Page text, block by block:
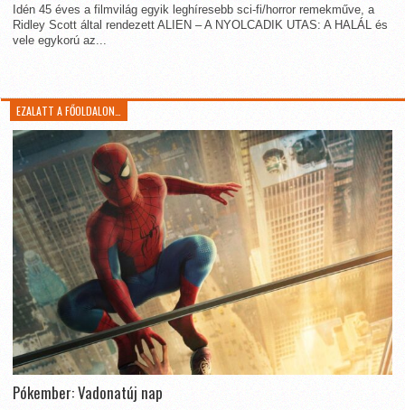
Idén 45 éves a filmvilág egyik leghíresebb sci-fi/horror remekműve, a
Ridley Scott által rendezett ALIEN – A NYOLCADIK UTAS: A HALÁL és
vele egykorú az...
EZALATT A FŐOLDALON…
Pókember: Vadonatúj nap